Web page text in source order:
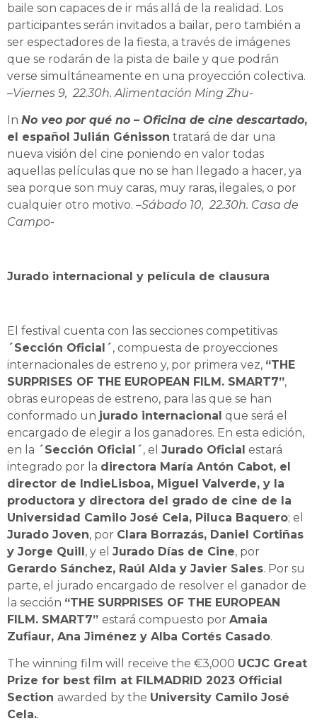
baile son capaces de ir más allá de la realidad. Los
participantes serán invitados a bailar, pero también a
ser espectadores de la fiesta, a través de imágenes
que se rodarán de la pista de baile y que podrán
verse simultáneamente en una proyección colectiva.
–Viernes 9, 22.30h. Alimentación Ming Zhu-
In No veo por qué no – Oficina de cine descartado,
el español Julián Génisson tratará de dar una
nueva visión del cine poniendo en valor todas
aquellas películas que no se han llegado a hacer, ya
sea porque son muy caras, muy raras, ilegales, o por
cualquier otro motivo. –Sábado 10, 22.30h. Casa de
Campo-
Jurado internacional y película de clausura
El festival cuenta con las secciones competitivas
´Sección Oficial´, compuesta de proyecciones
internacionales de estreno y, por primera vez, “THE
SURPRISES OF THE EUROPEAN FILM. SMART7”,
obras europeas de estreno, para las que se han
conformado un jurado internacional que será el
encargado de elegir a los ganadores. En esta edición,
en la ´Sección Oficial´, el Jurado Oficial estará
integrado por la directora María Antón Cabot, el
director de IndieLisboa, Miguel Valverde, y la
productora y directora del grado de cine de la
Universidad Camilo José Cela, Piluca Baquero; el
Jurado Joven, por Clara Borrazás, Daniel Cortiñas
y Jorge Quill, y el Jurado Días de Cine, por
Gerardo Sánchez, Raúl Alda y Javier Sales. Por su
parte, el jurado encargado de resolver el ganador de
la sección “THE SURPRISES OF THE EUROPEAN
FILM. SMART7” estará compuesto por Amaia
Zufiaur, Ana Jiménez y Alba Cortés Casado.
The winning film will receive the €3,000 UCJC Great
Prize for best film at FILMADRID 2023 Official
Section awarded by the University Camilo José
Cela..